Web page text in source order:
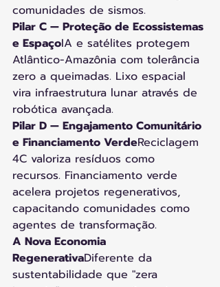
comunidades de sismos.
Pilar C — Proteção de Ecossistemas
e EspaçoIA e satélites protegem
Atlântico-Amazônia com tolerância
zero a queimadas. Lixo espacial
vira infraestrutura lunar através de
robótica avançada.
Pilar D — Engajamento Comunitário
e Financiamento VerdeReciclagem
4C valoriza resíduos como
recursos. Financiamento verde
acelera projetos regenerativos,
capacitando comunidades como
agentes de transformação.
A Nova Economia
RegenerativaDiferente da
sustentabilidade que "zera